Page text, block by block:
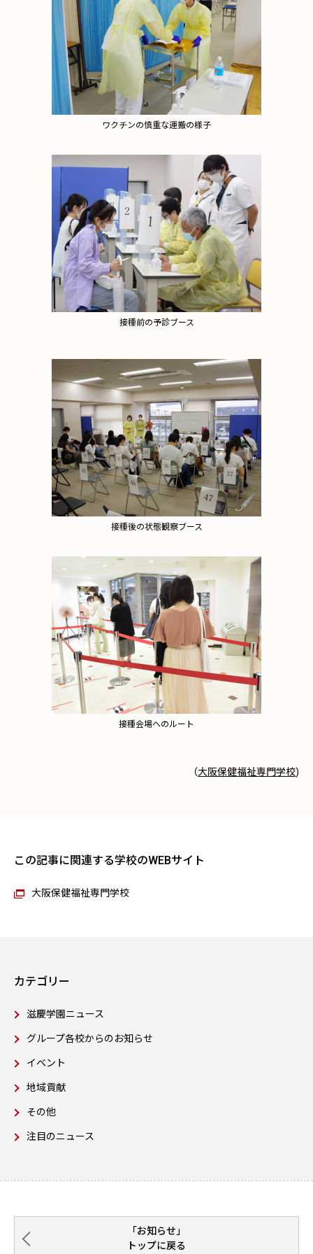
ワクチンの慎重な運搬の様子
接種前の予診ブース
接種後の状態観察ブース
接種会場へのルート
（大阪保健福祉専門学校)
この記事に関連する学校のWEBサイト
大阪保健福祉専門学校
カテゴリー
滋慶学園ニュース
グループ各校からのお知らせ
イベント
地域貢献
その他
注目のニュース
「お知らせ」
トップに戻る